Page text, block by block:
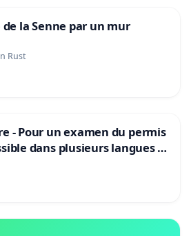
la Senne par un mur
Rust
- Pour un examen du permis
dans plusieurs langues à